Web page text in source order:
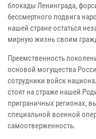
блокады Ленинграда,
бессмертного подвига
нашей стране остаться
мирную жизнь своим
Преемственность
основой могущества
сотрудники войск
стоят на страже нашей
приграничных регионах,
специальной военной
самоотверженность.